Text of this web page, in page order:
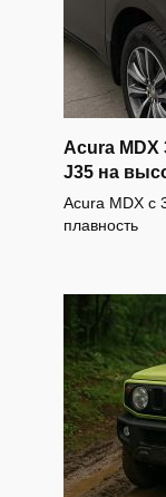
Acura
J35 на
Acura MDX с
плавность